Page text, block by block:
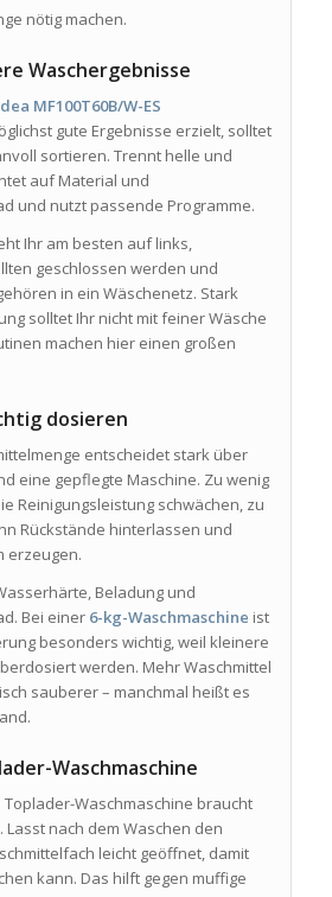
nötig machen.
Waschergebnisse
MF100T60B/W-ES
gute Ergebnisse erzielt, solltet
sortieren. Trennt helle und
auf Material und
und nutzt passende Programme.
Ihr am besten auf links,
geschlossen werden und
in ein Wäschenetz. Stark
solltet Ihr nicht mit feiner Wäsche
machen hier einen großen
dosieren
entscheidet stark über
eine gepflegte Maschine. Zu wenig
Reinigungsleistung schwächen, zu
Rückstände hinterlassen und
erzeugen.
Beladung und
Bei einer 6-kg-Waschmaschine ist
besonders wichtig, weil kleinere
werden. Mehr Waschmittel
sauberer – manchmal heißt es
Waschmaschine
Waschmaschine braucht
Lasst nach dem Waschen den
leicht geöffnet, damit
kann. Das hilft gegen muffige